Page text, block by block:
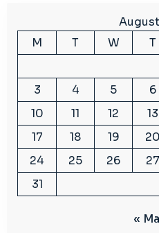
M
T W T
3
4 5 6
10
11 12 13
17
18 19 20
24
25 26 27
31
«